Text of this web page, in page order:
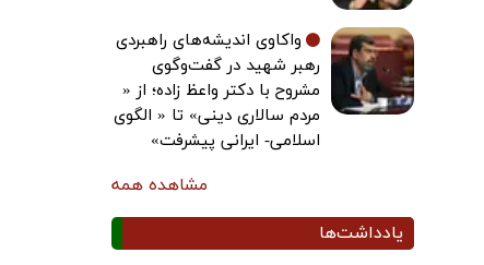
واکاوی اندیشه‌های راهبردی
رهبر شهید در گفت‌وگوی
مشروح با دکتر واعظ زاده؛ از «
مردم سالاری دینی» تا « الگوی
اسلامی- ایرانی پیشرفت»
مشاهده همه
یادداشت‌ها